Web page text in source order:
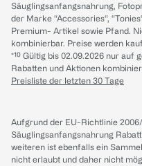
Säuglingsanfangsnahrung,
der Marke “Accessories“,
Premium- Artikel sowie Pfand.
kombinierbar. Preise werden
*¹⁰ Gültig bis 02.09.2026 nur
Rabatten und Aktionen
Preisliste der letzten 30 Tage
Aufgrund der EU-Richtlinie
Säuglingsanfangsnahrung
weiteren ist ebenfalls ein
nicht erlaubt und daher nicht